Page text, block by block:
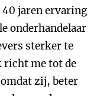
jaren ervaring
onderhandelaar
sterker te
richt me tot de
zij, beter